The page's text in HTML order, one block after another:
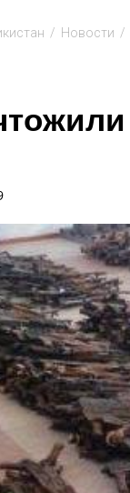
/ Новости /